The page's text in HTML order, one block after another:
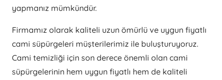
yapmanız mümkündür.
Firmamız olarak kaliteli uzun ömürlü ve uygun fiyatlı
cami süpürgeleri müşterilerimiz ile buluşturuyoruz.
Cami temizliği için son derece önemli olan cami
süpürgelerinin hem uygun fiyatlı hem de kaliteli